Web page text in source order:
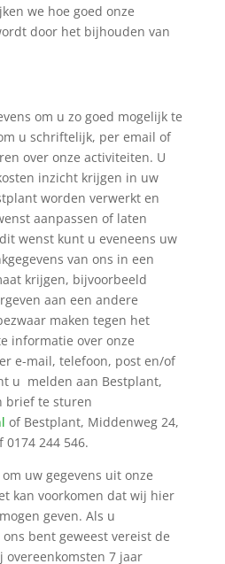
we hoe goed onze
door het bijhouden van
om u zo goed mogelijk te
u schriftelijk, per email of
over onze activiteiten. U
inzicht krijgen in uw
worden verwerkt en
aanpassen of laten
wenst kunt u eveneens uw
van ons in een
krijgen, bijvoorbeeld
aan een andere
maken tegen het
informatie over onze
e-mail, telefoon, post en/of
u melden aan Bestplant,
brief te sturen
of Bestplant, Middenweg 24,
0174 244 546.
uw gegevens uit onze
kan voorkomen dat wij hier
geven. Als u
bent geweest vereist de
7 jaar